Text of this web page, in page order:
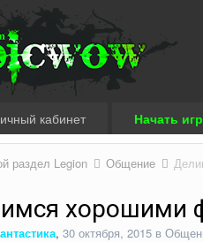
кабинет Начать
раздел Legion Общение
хорошими
, 30 октября, 2015в